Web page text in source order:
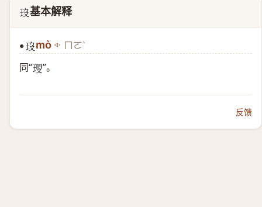
𤣻基本解释
● 𤣻mò ㄇㄛˋ
同“𤥜 ”。
反馈